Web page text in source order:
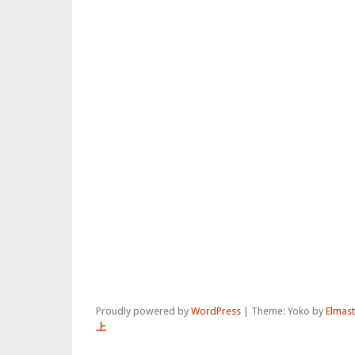
Proudly powered by WordPress Theme: Yoko by
上